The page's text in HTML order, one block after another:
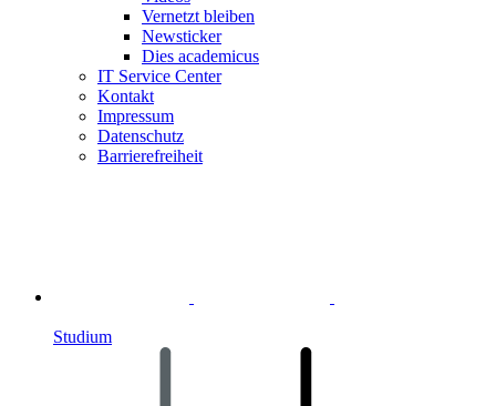
Vernetzt bleiben
Newsticker
Dies academicus
IT Service Center
Kontakt
Impressum
Datenschutz
Barrierefreiheit
Studium